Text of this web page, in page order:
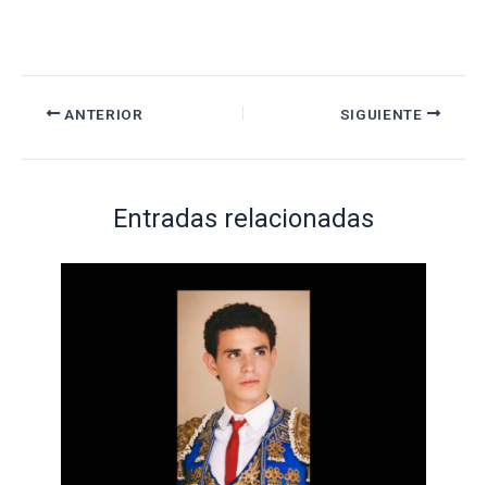
ANTERIOR SIGUIENTE
Entradas relacionadas